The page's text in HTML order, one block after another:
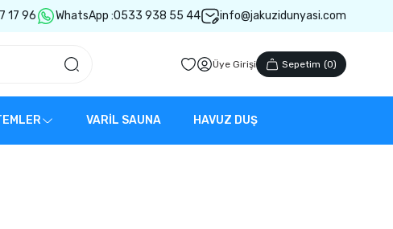
17 96 WhatsApp :0533 938 55 44 info@jakuzidunyasi.com
Üye Girişi Sepetim (0)
VARİL SAUNA HAVUZ DUŞ